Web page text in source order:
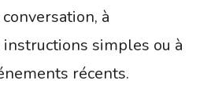
à
simples ou à
récents.